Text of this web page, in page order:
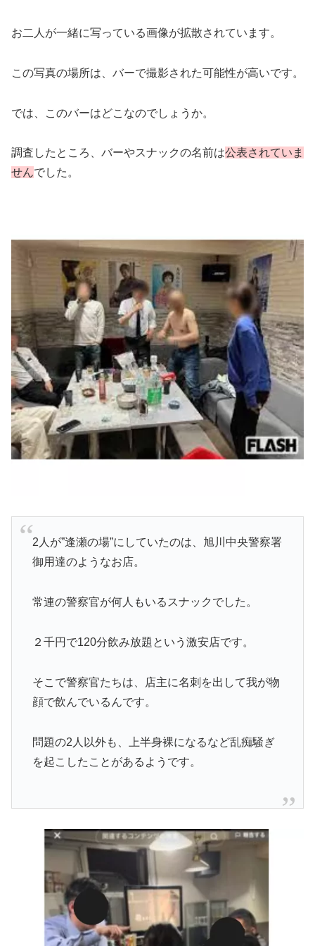
お二人が一緒に写っている画像が拡散されています。
この写真の場所は、バーで撮影された可能性が高いです。
では、このバーはどこなのでしょうか。
調査したところ、バーやスナックの名前は公表されていま
せんでした。
2人が”逢瀬の場”にしていたのは、旭川中央警察署
御用達のようなお店。
常連の警察官が何人もいるスナックでした。
２千円で120分飲み放題という激安店です。
そこで警察官たちは、店主に名刺を出して我が物
顔で飲んでいるんです。
問題の2人以外も、上半身裸になるなど乱痴騒ぎ
を起こしたことがあるようです。